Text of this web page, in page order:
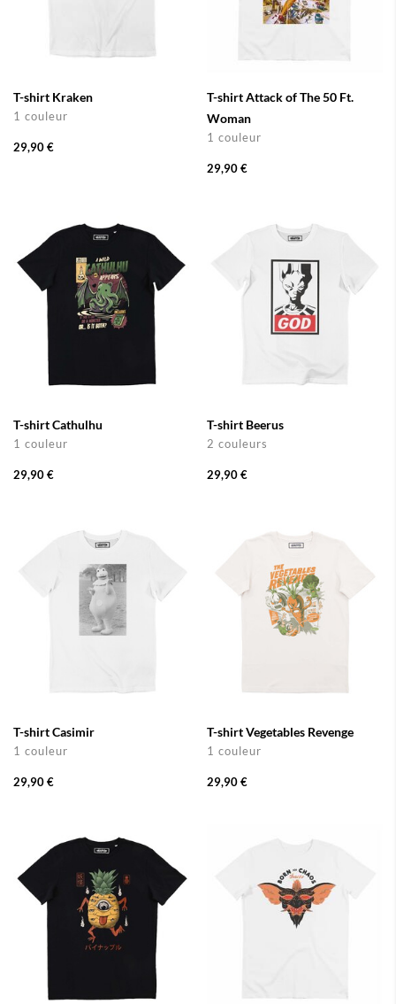
T-shirt Kraken
1 couleur
29,90 €
T-shirt Attack of The 50 Ft.
Woman
1 couleur
29,90 €
T-shirt Cathulhu
1 couleur
29,90 €
T-shirt Beerus
2 couleurs
29,90 €
T-shirt Casimir
1 couleur
29,90 €
T-shirt Vegetables Revenge
1 couleur
29,90 €